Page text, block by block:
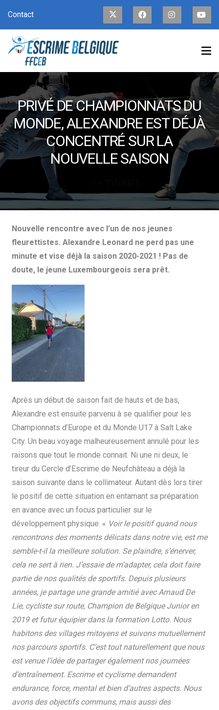
Contact
PRIVÉ DE CHAMPIONNATS DU
MONDE, ALEXANDRE EST DÉJÀ
CONCENTRÉ SUR LA
NOUVELLE SAISON
Nouvelle rencontre avec l’un de nos jeunes
fleurettistes. Alexandre Leonard ne perd pas une
minute et vise déjà la saison 2020-2021 ! Pas de
doute, le jeune Luxembourgeois sera prêt.
Après un début de saison fait de hauts et de bas,
Alexandre est ensuite parvenu à se qualifier pour les
Championnats d’Europe et du Monde U17 à Salt Lake
City. Un beau voyage malheureusement annulé pour les
raisons que tout le monde connait. Ni une ni deux, le
tireur du Cercle d’Escrime de Neufchâteau a déjà la
saison suivante dans le collimateur. Autant dès lors tirer
le positif de cette situation en entamant sa préparation
en avance avec un focus particulier sur le
développement physique. « Voir le positif quand nous
rencontrons des moments délicats dans notre vie, est me
semble-t-il la meilleure solution. Se plaindre, s’énerver,
cela ne sert à rien. J’essaie de m’adapter, cela doit faire
partie de nos qualités de sportifs. Depuis plusieurs
années, je partage une grande amitié avec Arnaud De
Lie, cycliste sur route, Champion de Belgique Junior en
2019 et futur équipier dans la formation Lotto. Nous
habitons des villages mitoyens et suivons mutuellement
nos parcours sportifs. C’est tout naturellement que nous
est venue l’idée de partager également nos journées
d’entraînement. Escrime et cyclisme demandent
endurance, force, mental et bien d’autres aspects. Nous
avons des objectifs communs, mais aussi des